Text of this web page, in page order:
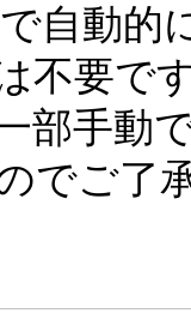
自動的
不要で
部手動
でご了